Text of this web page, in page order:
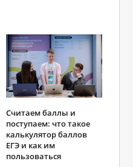
Считаем баллы и
поступаем: что такое
калькулятор баллов
ЕГЭ и как им
пользоваться